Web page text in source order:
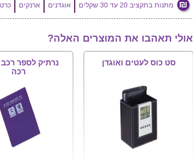
מתנות בתקציב 20 עד 30 שקלים אוגדנים ארנקים
אולי תאהבו את המוצרים האלה?
סט כוס לעטים ואוגדן
נרתיק לספר רכב
רכה